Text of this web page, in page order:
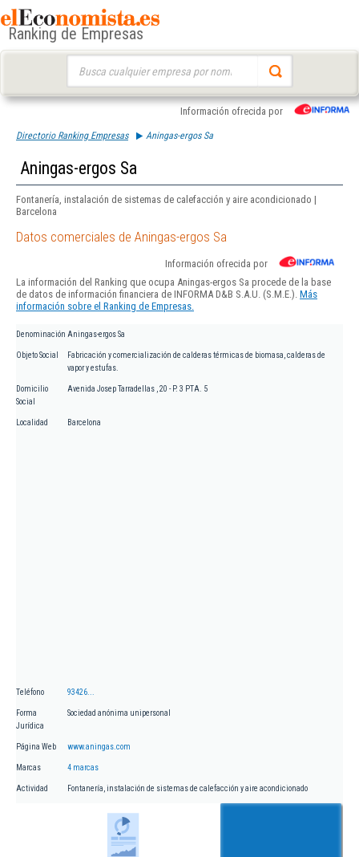
Ranking de Empresas
Información ofrecida por
Directorio Ranking Empresas Aningas-ergos Sa
Aningas-ergos Sa
Fontanería, instalación de sistemas de calefacción y aire acondicionado |
Barcelona
Datos comerciales de Aningas-ergos Sa
Información ofrecida por
La información del Ranking que ocupa Aningas-ergos Sa procede de la base
de datos de información financiera de INFORMA D&B S.A.U. (S.M.E.). Más
información sobre el Ranking de Empresas.
Denominación Aningas-ergos Sa
Objeto Social
Fabricación y comercialización de calderas térmicas de biomasa, calderas de
vapor y estufas.
Domicilio
Social
Avenida Josep Tarradellas , 20 - P. 3 PTA. 5
Localidad Barcelona
Teléfono 93426...
Forma
Jurídica
Sociedad anónima unipersonal
Página Web www.aningas.com
Marcas 4 marcas
Actividad Fontanería, instalación de sistemas de calefacción y aire acondicionado